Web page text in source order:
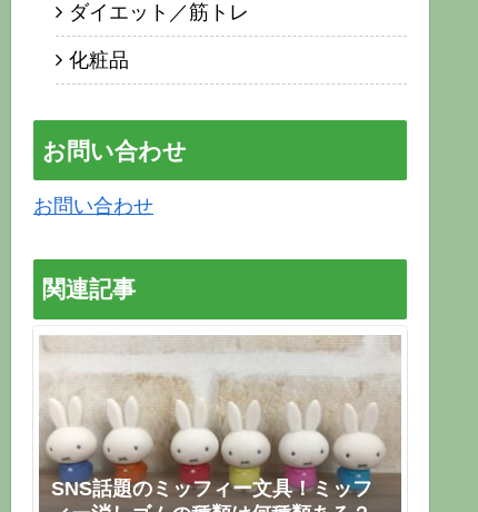
ダイエット／筋トレ
化粧品
お問い合わせ
お問い合わせ
関連記事
SNS話題のミッフィー文具！ミッフ